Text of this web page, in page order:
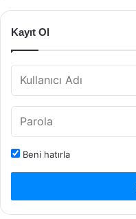
Kayıt Ol
Beni hatırla